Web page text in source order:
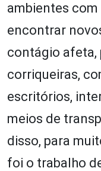
ambientes
encontrar
contágio afeta,
corriqueiras,
escritórios,
meios de
disso, para
foi o trabalho